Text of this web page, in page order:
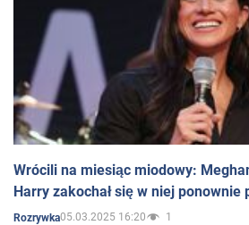
Wrócili na miesiąc miodowy:
Harry zakochał się w niej
Rozrywka05.03.2025 16:20 1